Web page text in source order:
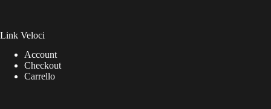
Link Veloci
Account
Checkout
Carrello